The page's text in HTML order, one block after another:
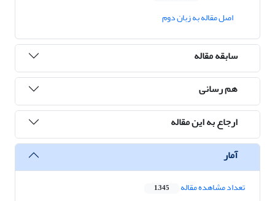
اصل مقاله به زبان دوم
سابقه مقاله
هم رسانی
ارجاع به این مقاله
آمار
تعداد مشاهده مقاله 1,345